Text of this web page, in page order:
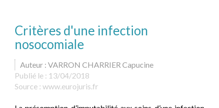
Critères d'une infection
nosocomiale
Auteur : VARRON CHARRIER Capucine
Publié le : 13/04/2018
Source : www.eurojuris.fr